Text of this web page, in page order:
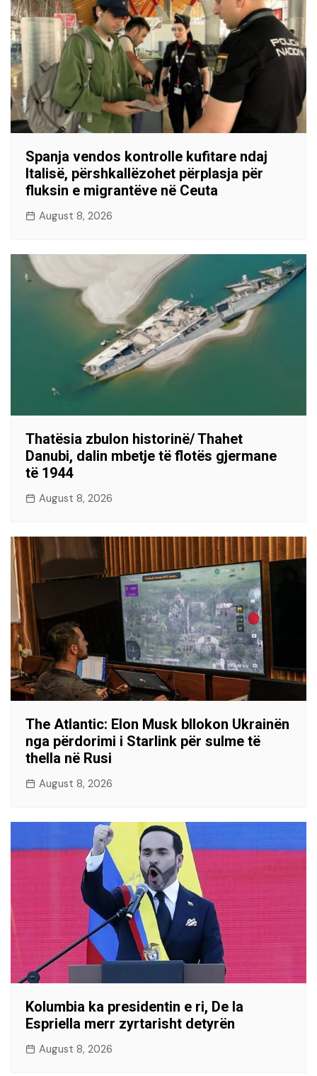
Spanja vendos kontrolle kufitare ndaj
Italisë, përshkallëzohet përplasja për
fluksin e migrantëve në Ceuta
August 8, 2026
Thatësia zbulon historinë/ Thahet
Danubi, dalin mbetje të flotës gjermane
të 1944
August 8, 2026
The Atlantic: Elon Musk bllokon Ukrainën
nga përdorimi i Starlink për sulme të
thella në Rusi
August 8, 2026
Kolumbia ka presidentin e ri, De la
Espriella merr zyrtarisht detyrën
August 8, 2026